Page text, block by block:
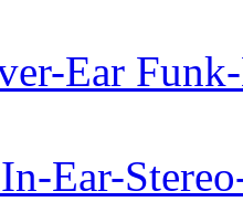
Ear
Ear-